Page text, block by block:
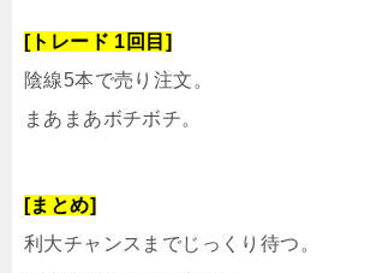
[トレード 1回目]
陰線5本で売り注文。
まあまあボチボチ。
[まとめ]
利大チャンスまでじっくり待つ。